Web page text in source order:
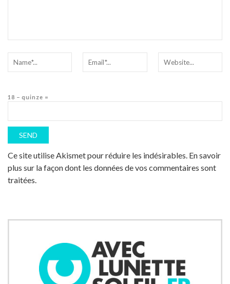
18 − quinze =
Ce site utilise Akismet pour réduire les indésirables. En savoir
plus sur la façon dont les données de vos commentaires sont
traitées.